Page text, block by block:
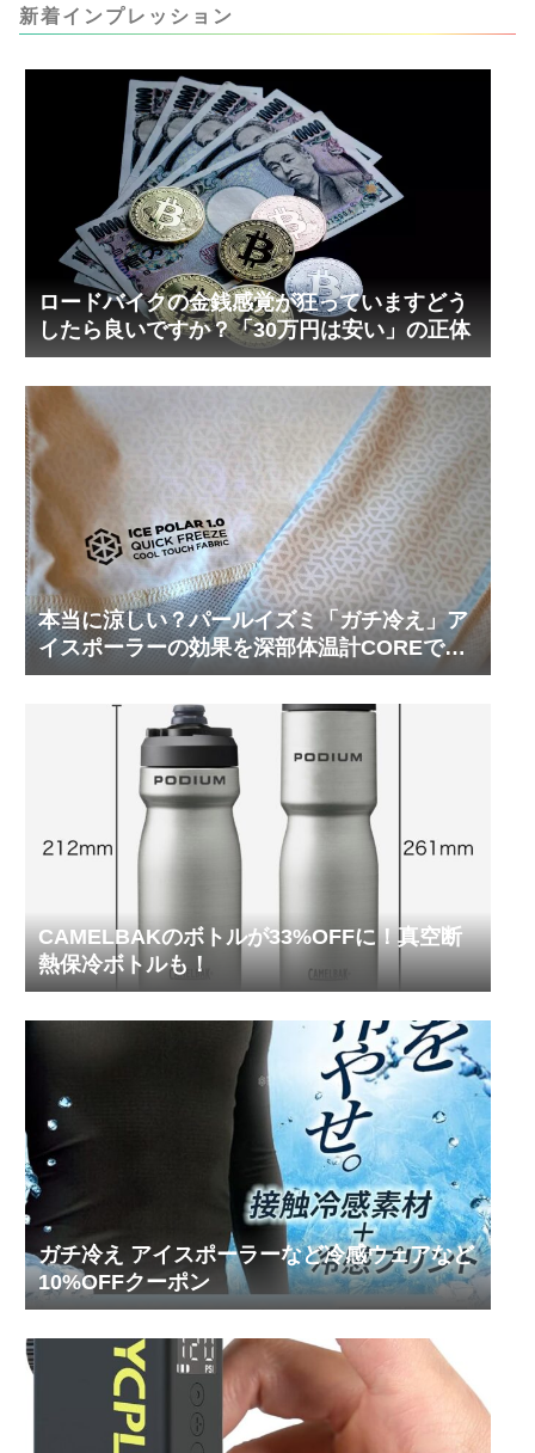
ましたが、ギリギリまで攻めてますのでピストン
内部の汚れをさらに掃除できると思います。前作
新着インプレッション
ロードバイクの金銭感覚が狂っていますどう
したら良いですか？「30万円は安い」の正体
本当に涼しい？パールイズミ「ガチ冷え」ア
イスポーラーの効果を深部体温計COREで測
ってみた
CAMELBAKのボトルが33%OFFに！真空断
熱保冷ボトルも！
ガチ冷え アイスポーラーなど冷感ウェアなど
10%OFFクーポン